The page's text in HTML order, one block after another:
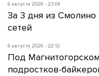
6 августа 2026 - 23:04
За 3 дня из
сетей
6 августа 2026 - 22:12
Под
подростков-